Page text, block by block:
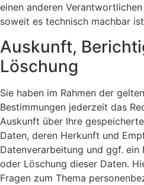
einen anderen
soweit es technisch machbar
Auskunft,
Löschung
Sie haben im Rahmen der
Bestimmungen jederzeit das
Auskunft über Ihre
Daten, deren Herkunft und
Datenverarbeitung und ggf. ein
oder Löschung dieser Daten.
Fragen zum Thema